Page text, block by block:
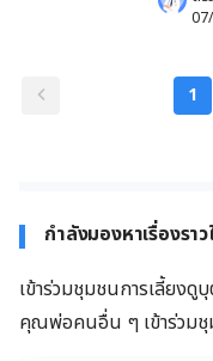
1
กำลังมองหาเรื่องรา
เข้าร่วมชุมชนการเลี้ยง
คุณพ่อคนอื่น ๆ เข้าร่วมชุ